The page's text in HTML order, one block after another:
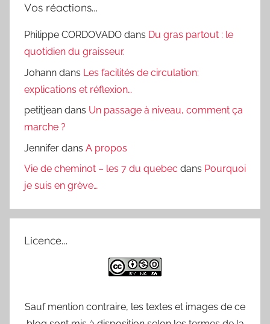
Vos réactions…
Philippe CORDOVADO dans Du gras partout : le
quotidien du graisseur.
Johann dans Les facilités de circulation:
explications et réflexion…
petitjean dans Un passage à niveau, comment ça
marche ?
Jennifer dans A propos
Vie de cheminot – les 7 du quebec dans Pourquoi
je suis en grève…
Licence…
Sauf mention contraire, les textes et images de ce